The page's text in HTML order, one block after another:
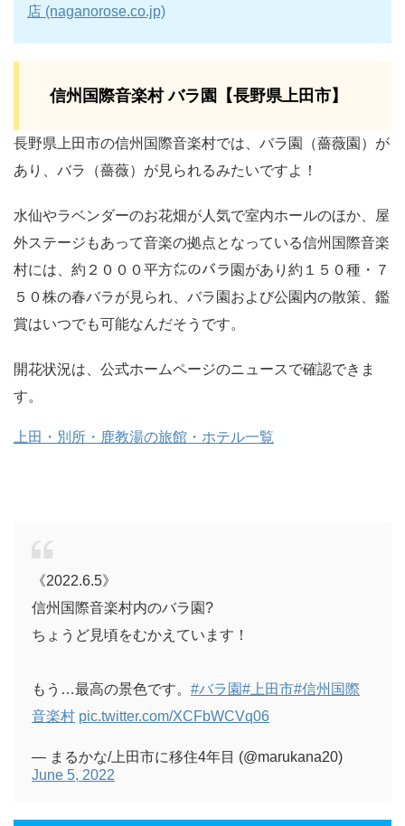
店 (naganorose.co.jp)
信州国際音楽村 バラ園【長野県上田市】
長野県上田市の信州国際音楽村では、バラ園（薔薇園）が
あり、バラ（薔薇）が見られるみたいですよ！
水仙やラベンダーのお花畑が人気で室内ホールのほか、屋
外ステージもあって音楽の拠点となっている信州国際音楽
村には、約２０００平方㍍のバラ園があり約１５０種・７
５０株の春バラが見られ、バラ園および公園内の散策、鑑
賞はいつでも可能なんだそうです。
開花状況は、公式ホームページのニュースで確認できま
す。
上田・別所・鹿教湯の旅館・ホテル一覧
《2022.6.5》
信州国際音楽村内のバラ園?
ちょうど見頃をむかえています！
もう…最高の景色です。 #バラ園#上田市#信州国際
音楽村 pic.twitter.com/XCFbWCVq06
— まるかな/上田市に移住4年目 (@marukana20)
June 5, 2022